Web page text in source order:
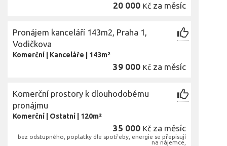
20 000 Kč za měsíc
Pronájem kanceláří 143m2, Praha 1,
Vodičkova
Komerční Kanceláře 143m²
39 000 Kč za měsíc
Komerční prostory k dlouhodobému
pronájmu
Komerční Ostatní 120m²
35 000 Kč za měsíc
bez odstupného, poplatky dle spotřeby, energie se přepisují
na nájemce,